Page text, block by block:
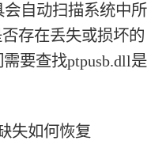
自动扫描系统中所
存在丢失或损坏的
要查找ptpusb.dll是